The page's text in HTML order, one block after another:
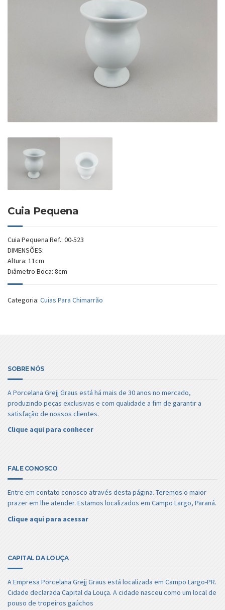
Cuia Pequena
Cuia Pequena Ref.: 00-523
DIMENSÕES:
Altura: 11cm
Diâmetro Boca: 8cm
Categoria: Cuias Para Chimarrão
SOBRE NÓS
A Porcelana Grejj Graus está há mais de 30 anos no mercado,
produzindo peças exclusivas e com qualidade a fim de garantir a
satisfação de nossos clientes.
Clique aqui para conhecer
FALE CONOSCO
Entre em contato conosco através desta página. Teremos o maior
prazer em lhe atender. Estamos localizados em Campo Largo, Paraná.
Clique aqui para acessar
CAPITAL DA LOUÇA
A Empresa Porcelana Grejj Graus está localizada em Campo Largo-PR.
Cidade declarada Capital da Louça. A cidade nasceu como um local de
pouso de tropeiros gaúchos